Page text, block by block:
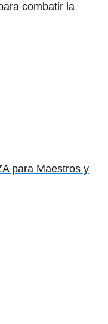
combatir la
para Maestros y